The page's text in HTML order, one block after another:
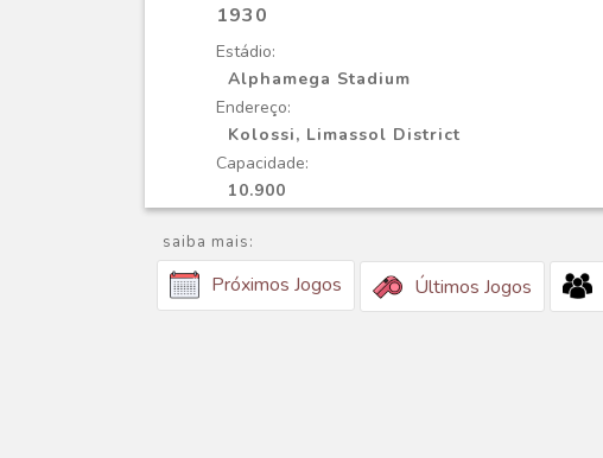
1930
Estádio:
Alphamega Stadium
Endereço:
Kolossi, Limassol District
Capacidade:
10.900
saiba mais:
Próximos Jogos Últimos Jogos